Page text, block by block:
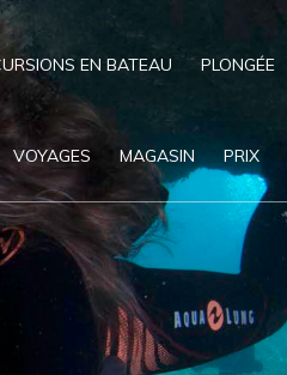
EN BATEAU PLONGÉE
VOYAGES MAGASIN PRIX